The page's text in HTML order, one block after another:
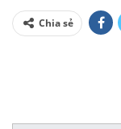
Chia sẻ